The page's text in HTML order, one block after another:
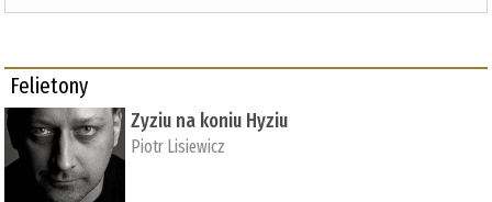
Felietony
Zyziu na koniu Hyziu
Piotr Lisiewicz